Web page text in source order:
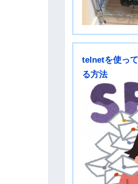
telnetを使っ
る方法